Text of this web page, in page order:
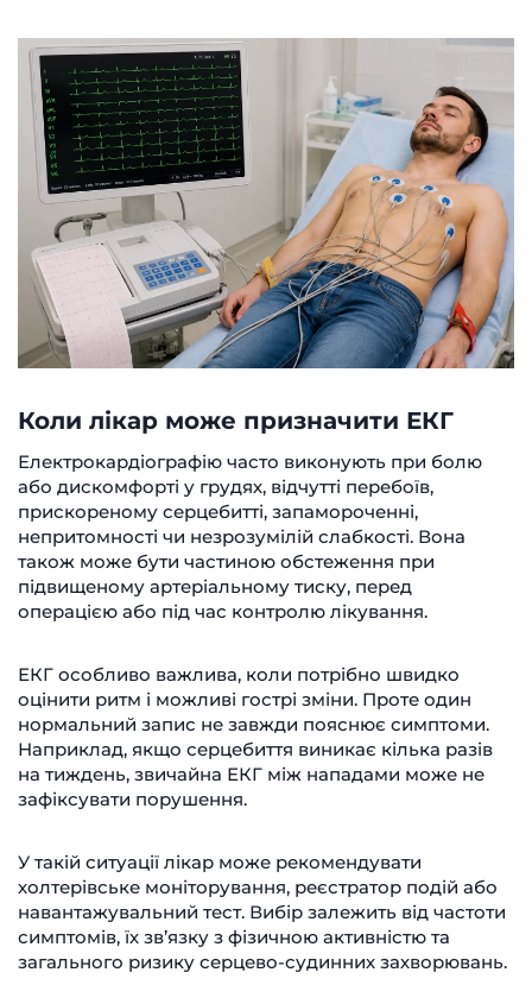
Коли лікар може призначити ЕКГ
Електрокардіографію часто виконують при болю
або дискомфорті у грудях, відчутті перебоїв,
прискореному серцебитті, запамороченні,
непритомності чи незрозумілій слабкості. Вона
також може бути частиною обстеження при
підвищеному артеріальному тиску, перед
операцією або під час контролю лікування.
ЕКГ особливо важлива, коли потрібно швидко
оцінити ритм і можливі гострі зміни. Проте один
нормальний запис не завжди пояснює симптоми.
Наприклад, якщо серцебиття виникає кілька разів
на тиждень, звичайна ЕКГ між нападами може не
зафіксувати порушення.
У такій ситуації лікар може рекомендувати
холтерівське моніторування, реєстратор подій або
навантажувальний тест. Вибір залежить від частоти
симптомів, їх зв’язку з фізичною активністю та
загального ризику серцево-судинних захворювань.